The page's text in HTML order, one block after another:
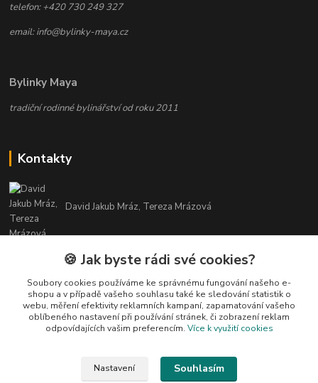
telefon: +420 730 249 327
email: info@bylinky-maya.cz
Bylinky Maya
tradiční rodinné bylinářství od roku 2011
Kontakty
David Jakub Mráz, Tereza Mrázová
info@bylinky-maya.cz
🍪 Jak byste rádi své cookies?
Soubory cookies používáme ke správnému fungování našeho e-
shopu a v případě vašeho souhlasu také ke sledování statistik o
webu, měření efektivity reklamních kampaní, zapamatování vašeho
oblíbeného nastavení při používání stránek, či zobrazení reklam
odpovídajících vašim preferencím. Více k využití cookies
Nastavení Souhlasím